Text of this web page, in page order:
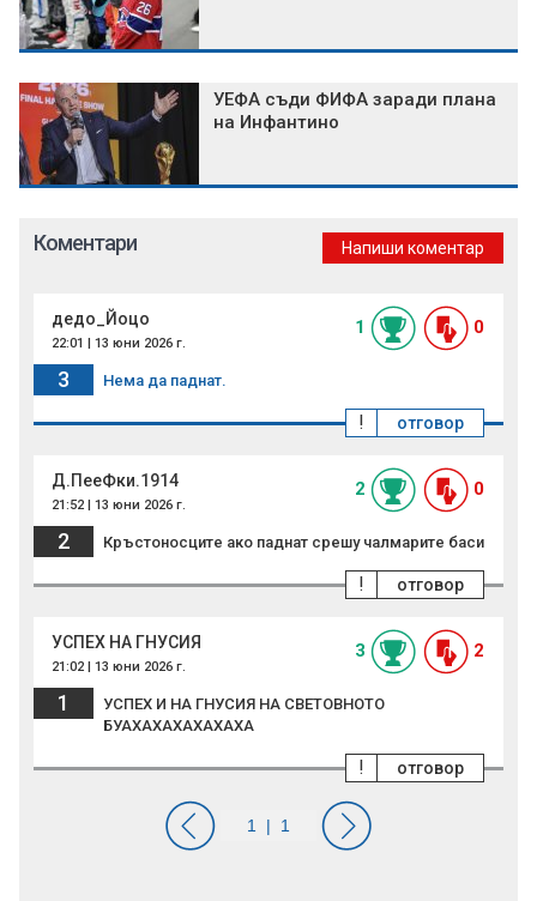
УЕФА съди ФИФА заради плана
на Инфантино
Коментари Напиши коментар
дедо_Йоцо
22:01 | 13 юни 2026 г.
1 0
3 Нема да паднат.
отговор
!
Д.ПееФки.1914
21:52 | 13 юни 2026 г.
2 0
2 Кръстоносците ако паднат срешу чалмарите баси
отговор
!
УСПЕХ НА ГНУСИЯ
21:02 | 13 юни 2026 г.
3 2
1
УСПЕХ И НА ГНУСИЯ НА СВЕТОВНОТО
БУАХАХАХАХАХАХА
отговор
!